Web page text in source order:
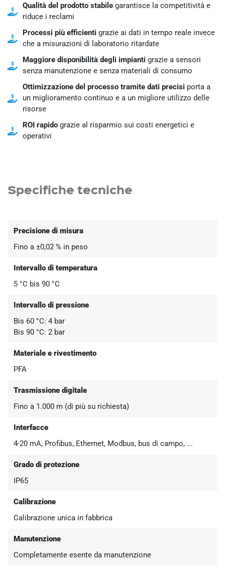
Qualità del prodotto stabile garantisce la competitività e
riduce i reclami
Processi più efficienti grazie ai dati in tempo reale invece
che a misurazioni di laboratorio ritardate
Maggiore disponibilità degli impianti grazie a sensori
senza manutenzione e senza materiali di consumo
Ottimizzazione del processo tramite dati precisi porta a
un miglioramento continuo e a un migliore utilizzo delle
risorse
ROI rapido grazie al risparmio sui costi energetici e
operativi
Specifiche tecniche
Precisione di misura
Fino a ±0,02 % in peso
Intervallo di temperatura
5 °C bis 90 °C
Intervallo di pressione
Bis 60 °C: 4 bar
Bis 90 °C: 2 bar
Materiale e rivestimento
PFA
Trasmissione digitale
Fino a 1.000 m (di più su richiesta)
Interfacce
4-20 mA, Profibus, Ethernet, Modbus, bus di campo, ...
Grado di protezione
IP65
Calibrazione
Calibrazione unica in fabbrica
Manutenzione
Completamente esente da manutenzione